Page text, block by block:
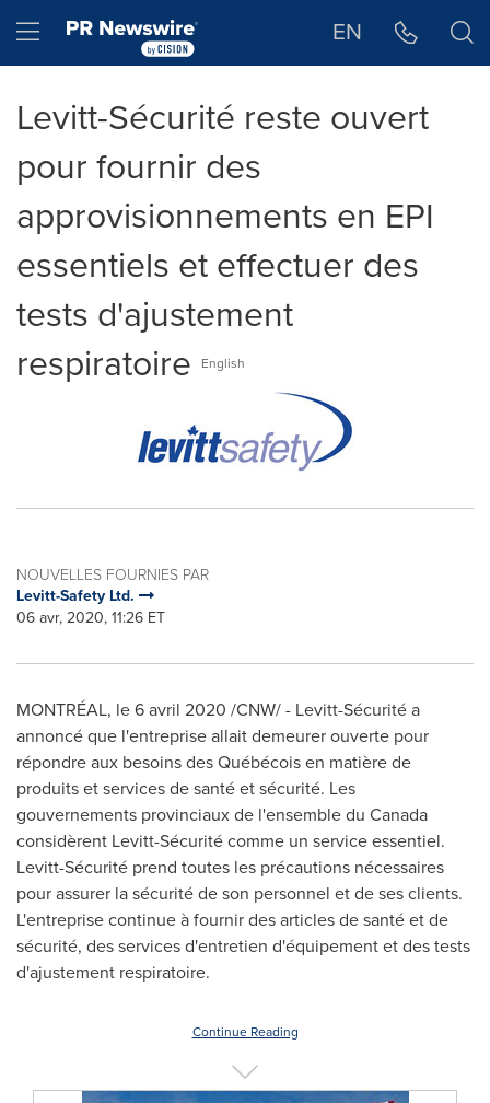
Hamburger menu EN
Levitt-Sécurité reste ouvert
pour fournir des
approvisionnements en EPI
essentiels et effectuer des
tests d'ajustement
respiratoire
English
NOUVELLES FOURNIES PAR
Levitt-Safety Ltd.
06 avr, 2020, 11:26 ET
MONTRÉAL, le 6 avril 2020 /CNW/ - Levitt-Sécurité a
annoncé que l'entreprise allait demeurer ouverte pour
répondre aux besoins des Québécois en matière de
produits et services de santé et sécurité. Les
gouvernements provinciaux de l'ensemble du Canada
considèrent Levitt-Sécurité comme un service essentiel.
Levitt-Sécurité prend toutes les précautions nécessaires
pour assurer la sécurité de son personnel et de ses clients.
L'entreprise continue à fournir des articles de santé et de
sécurité, des services d'entretien d'équipement et des tests
d'ajustement respiratoire.
Continue Reading